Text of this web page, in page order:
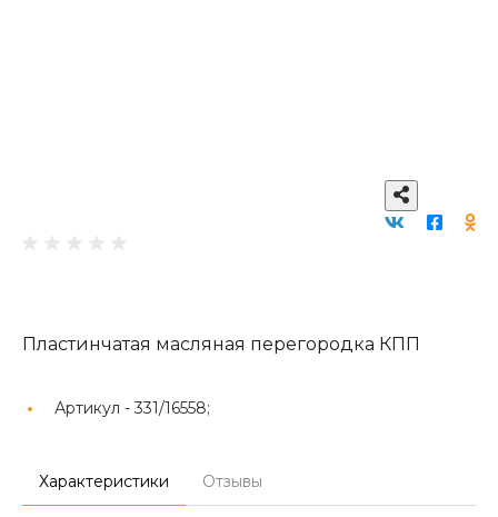
Пластинчатая масляная перегородка КПП
Артикул - 331/16558;
Характеристики Отзывы